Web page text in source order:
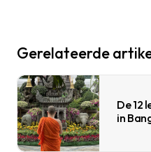
Gerelateerde
De 12
in